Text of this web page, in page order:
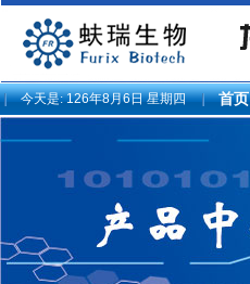
今天是:126年8月6日 星期四 首页